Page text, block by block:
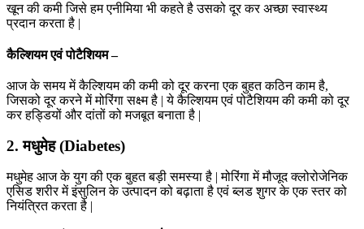
खून की कमी जिसे हम एनीमिया भी कहते है उसको दूर कर अच्छा स्वास्थ्य
प्रदान करता है |
कैल्शियम एवं पोटैशियम –
आज के समय में कैल्शियम की कमी को दूर करना एक बुहत कठिन काम है,
जिसको दूर करने में मोरिंगा सक्ष्म है | ये कैल्शियम एवं पोटैशियम की कमी को दूर
कर हड्डियों और दांतों को मजबूत बनाता है |
2. मधुमेह (Diabetes)
मधुमेह आज के युग की एक बुहत बड़ी समस्या है | मोरिंगा में मौजूद क्लोरोजेनिक
एसिड शरीर में इंसुलिन के उत्पादन को बढ़ाता है एवं ब्लड शुगर के एक स्तर को
नियंत्रित करता है |